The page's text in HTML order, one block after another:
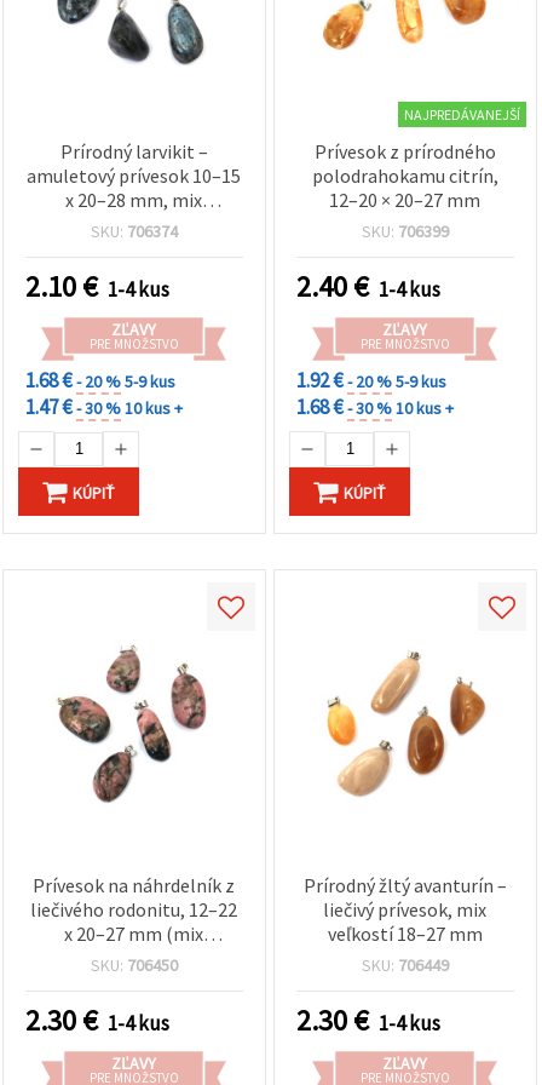
Prírodný larvikit –
amuletový prívesok 10–15
x 20–28 mm, mix
rozmerov, na výrobu
SKU: 706374
2.10€ 1-4 kus
ZĽAVY
PRE MNOŽSTVO
1.68 €- 20 %5-9 kus
1.47 €- 30 %10 kus +
KÚPIŤ
NAJPREDÁVANEJŠÍ
Prívesok z prírodného
polodrahokamu citrín,
12–20 × 20–27 mm
SKU: 706399
2.40€ 1-4 kus
ZĽAVY
PRE MNOŽSTVO
1.92 €- 20 %5-9 kus
1.68 €- 30 %10 kus +
KÚPIŤ
Prívesok na náhrdelník z
liečivého rodonitu, 12–22
x 20–27 mm (mix
rozmerov)
SKU: 706450
2.30€ 1-4 kus
ZĽAVY
PRE MNOŽSTVO
Prírodný žltý avanturín –
liečivý prívesok, mix
veľkostí 18–27 mm
SKU: 706449
2.30€ 1-4 kus
ZĽAVY
PRE MNOŽSTVO